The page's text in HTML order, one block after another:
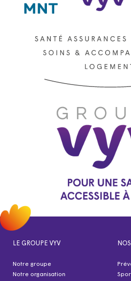
LE GROUPE VYV
Notre groupe
Notre organisation